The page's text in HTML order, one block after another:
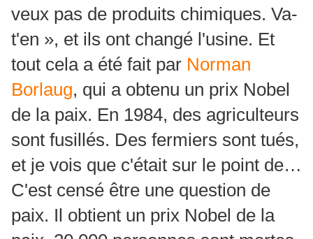
veux pas de produits chimiques. Va-
t'en », et ils ont changé l'usine. Et
tout cela a été fait par Norman
Borlaug, qui a obtenu un prix Nobel
de la paix. En 1984, des agriculteurs
sont fusillés. Des fermiers sont tués,
et je vois que c'était sur le point de…
C'est censé être une question de
paix. Il obtient un prix Nobel de la